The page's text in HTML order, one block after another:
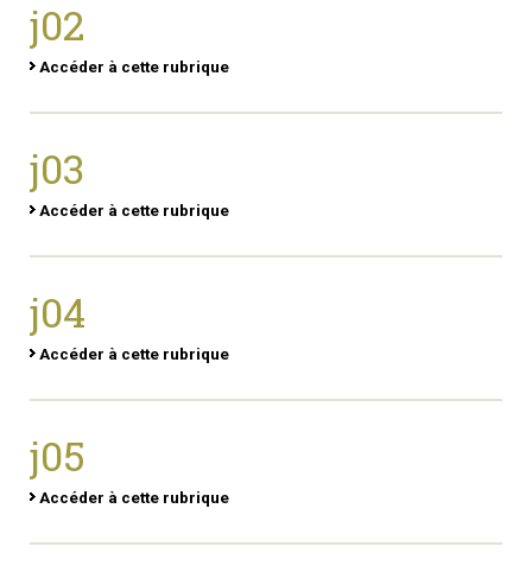
j02
Accéder à cette rubrique
j03
Accéder à cette rubrique
j04
Accéder à cette rubrique
j05
Accéder à cette rubrique